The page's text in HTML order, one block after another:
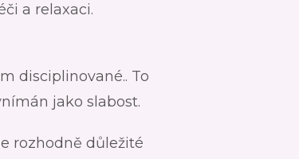
a relaxaci.
disciplinované.. To
jako slabost.
rozhodně důležité